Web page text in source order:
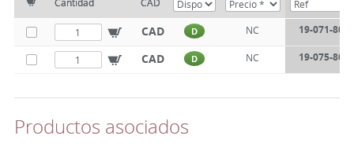
CAD D NC 19-071-80
CAD D NC 19-075-80
Productos asociados